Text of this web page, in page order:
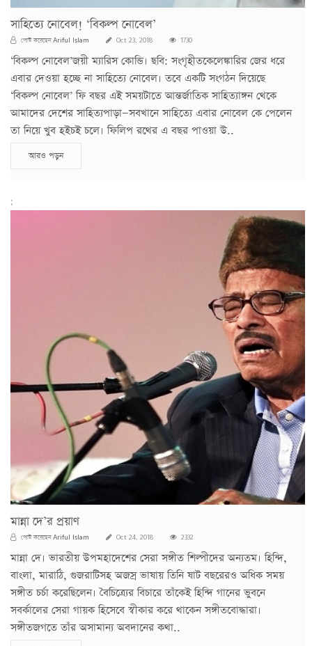
সাহিত্যে নোবেল! ‘বিকল্প নোবেল’
পোস্ট করেছেনAriful Islam Oct 23, 2018 1730
‘বিকল্প নোবেল’জয়ী ম্যারিস কোন্ডি। ছবি: সংগৃহীতকেলেঙ্কারির জের ধরে
এবার দেওয়া হচ্ছে না সাহিত্যে নোবেল। তবে একটি সংগঠন দিয়েছে
‘বিকল্প নোবেল’ ফি বছর এই সময়টাতে আন্তর্জাতিক সাহিত্যাঙ্গন থেকে
আমাদের দেশের সাহিত্যপাড়া—সবখানে সাহিত্যে এবার নোবেল কে পেলেন
তা নিয়ে খুব হইচই চলে। ফিলিপ রথের এ বছর পাওয়া উ..
আরও পড়ুন
;
মান্না দে’র প্রয়াণ
পোস্ট করেছেনAriful Islam Oct 24, 2018 2332
মান্না দে। ভারতীয় উপমহাদেশের সেরা সঙ্গীত শিল্পীদের অন্যতম। হিন্দি,
বাংলা, মারাঠি, গুজরাটিসহ অজস্র ভাষায় তিনি ষাট বছরেরও অধিক সময়
সঙ্গীত চর্চা করেছিলেন। বৈচিত্র্যের বিচারে তাঁকেই হিন্দি গানের ভুবনে
সবর্কালের সেরা গায়ক হিসেবে স্বীকার করে থাকেন সঙ্গীতবোদ্ধারা।
সঙ্গীতজগতে তাঁর অসামান্য অবদানের কথা..